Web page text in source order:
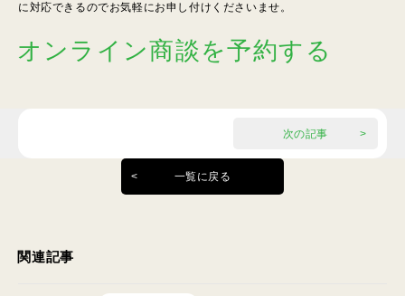
に対応できるのでお気軽にお申し付けくださいませ。
オンライン商談を予約する
次の記事
一覧に戻る
関連記事